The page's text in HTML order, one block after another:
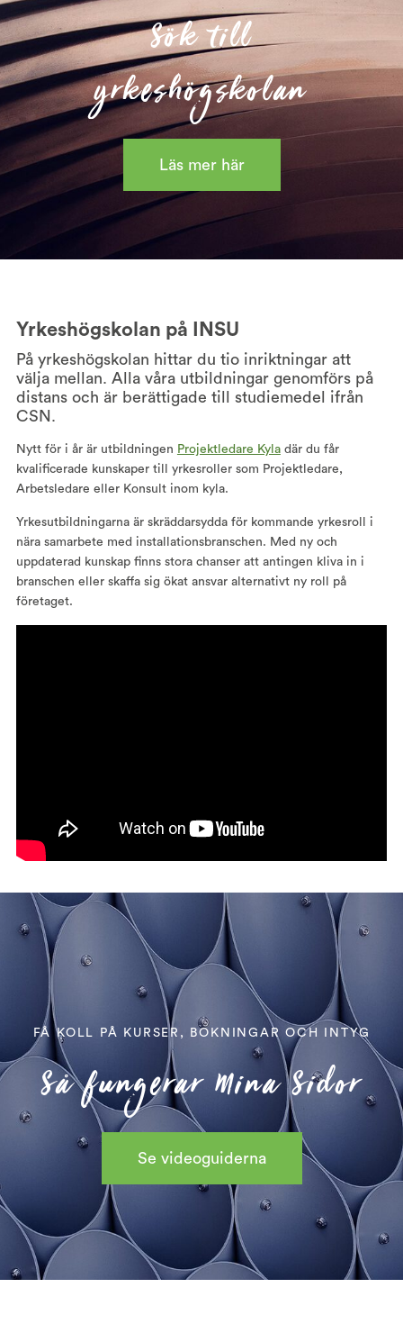
Sök till
yrkeshögskolan
Läs mer här
Yrkeshögskolan på INSU
På yrkeshögskolan hittar du tio inriktningar att
välja mellan. Alla våra utbildningar genomförs på
distans och är berättigade till studiemedel ifrån
CSN.
Nytt för i år är utbildningen Projektledare Kyladär du får
kvalificerade kunskaper till yrkesroller som Projektledare,
Arbetsledare eller Konsult inom kyla.
Yrkesutbildningarna är skräddarsydda för kommande yrkesroll i
nära samarbete med installationsbranschen. Med ny och
uppdaterad kunskap finns stora chanser att antingen kliva in i
branschen eller skaffa sig ökat ansvar alternativt ny roll på
företaget.
FÅ KOLL PÅ KURSER, BOKNINGAR OCH INTYG
Så fungerar Mina Sidor
Se videoguiderna